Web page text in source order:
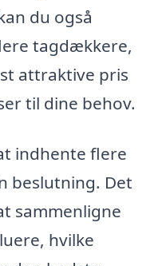
du også
tagdækkere,
attraktive pris
til dine behov.
indhente flere
beslutning. Det
sammenligne
hvilke